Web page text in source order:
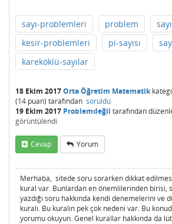
sayı-problemleri problem
kesir-problemleri
pi-sayısı
kareköklü-sayılar
18 Ekim 2017Orta Öğretim Matematik
(14 puan) tarafından soruldu
19 Ekim 2017 Problemdeğil tarafından
görüntülendi
Cevap Yorum
Merhaba, sitede soru sorarken dikkat
kural var. Bunlardan en önemlilerinden birisi,
yazdığı soru hakkında kendi denemelerini ve
kuralı. Bu kuralın pek çok nedeni var. Bu
yorumu okuyun. Genel kurallar hakkında da